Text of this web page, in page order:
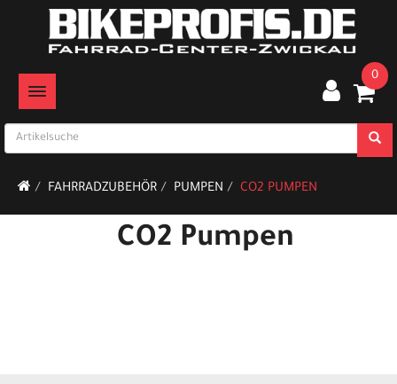
TOGGLE NAVIGATION
0
FAHRRADZUBEHÖR PUMPEN CO2 PUMPEN
CO2 Pumpen